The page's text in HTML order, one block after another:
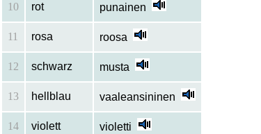
10 rot punainen
11 rosa roosa
12 schwarz musta
13 hellblau vaaleansininen
14 violett violetti